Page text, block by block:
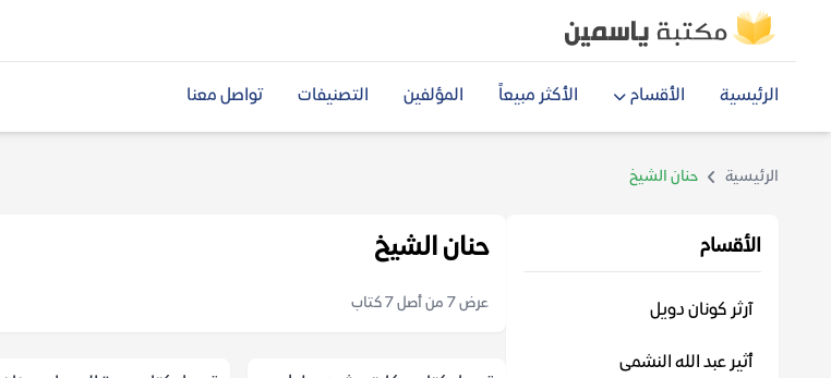
الرئيسية الأقسام الأكثر مبيعاً المؤلفين التصنيفات تواصل معنا
الرئيسية حنان الشيخ
الأقسام
آرثر كونان دويل
أثير عبد الله النشمى
حنان الشيخ
عرض 7 من أصل 7 كتاب